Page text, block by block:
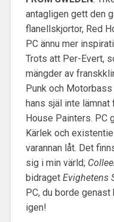
antagligen gett den
flanellskjortor, Red
PC ännu mer
Trots att Per-Evert,
mängder av
Punk och
hans själ inte lämnat
House Painters. PC
Kärlek och
varannan låt. Det
sig i min värld;
bidraget Evighetens
PC, du borde
igen!